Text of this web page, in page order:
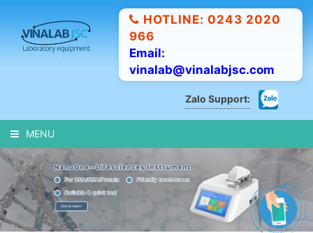
HOTLINE: 0243 2020
966
Email:
vinalab@vinalabjsc.com
Zalo Support:
MENU